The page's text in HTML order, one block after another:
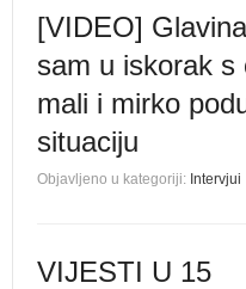
[VIDEO]
sam u iskorak s
mali i mirko
situaciju
Objavljeno u kategoriji: Intervjui
VIJESTI U 15